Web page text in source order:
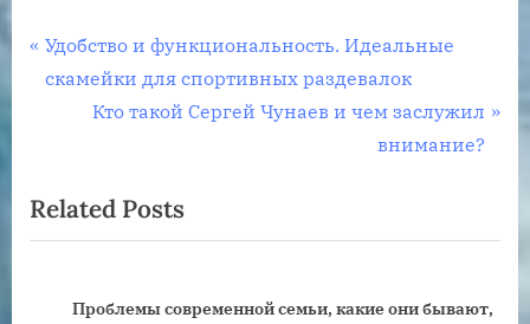
Навигация
P
r
o
u
Удобство и функциональность. Идеальные
скамейки для спортивных раздевалок
N
t
P
s
Кто такой Сергей Чунаев и чем заслужил
внимание?
Related Posts
Проблемы современной семьи, какие они бывают,